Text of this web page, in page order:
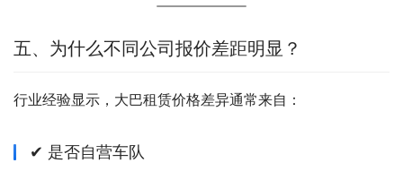
五、为什么不同公司报价差距明显？
行业经验显示，大巴租赁价格差异通常来自：
✔ 是否自营车队